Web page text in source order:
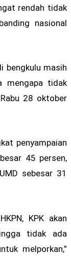
rendah tidak
nasional
bengkulu masih
mengapa tidak
28 oktober
penyampaian
45 persen,
sebesar 31
KPK akan
tidak ada
melporkan,”